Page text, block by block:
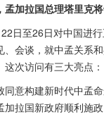
孟加拉国总理塔里
日至26日对中国进
会谈，就中孟关系
次访问有三大亮点：
意构建新时代中孟
拉国新政府顺利施